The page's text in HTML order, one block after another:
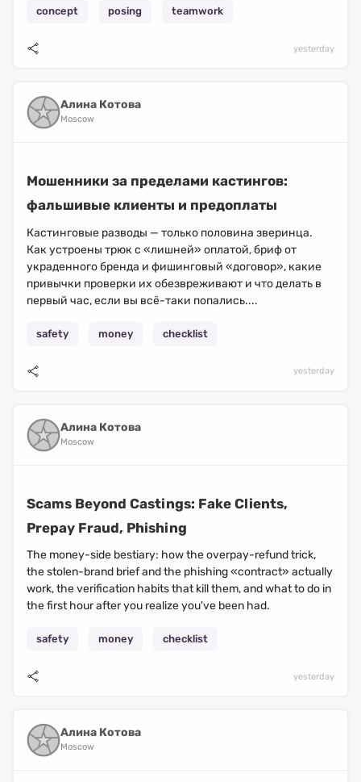
concept posing teamwork
yesterday
Алина Котова
Moscow
Мошенники за пределами кастингов:
фальшивые клиенты и предоплаты
Кастинговые разводы — только половина зверинца.
Как устроены трюк с «лишней» оплатой, бриф от
украденного бренда и фишинговый «договор», какие
привычки проверки их обезвреживают и что делать в
первый час, если вы всё-таки попались....
safety money checklist
yesterday
Алина Котова
Moscow
Scams Beyond Castings: Fake Clients,
Prepay Fraud, Phishing
The money-side bestiary: how the overpay-refund trick,
the stolen-brand brief and the phishing «contract» actually
work, the verification habits that kill them, and what to do in
the first hour after you realize you've been had.
safety money checklist
yesterday
Алина Котова
Moscow